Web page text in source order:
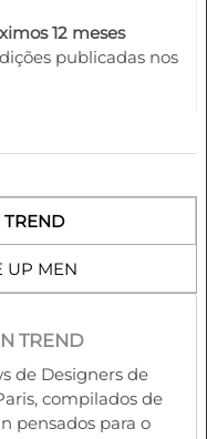
12 meses
publicadas nos
em PDF e ou
12 meses de adesão
UP MEN
TREND
de Designers de
compilados de
pensados para o